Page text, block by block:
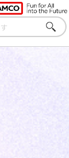
さが
す